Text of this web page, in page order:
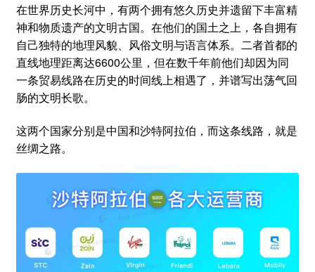
在世界历史长河中，有两个拥有悠久历史并遗留下丰富精
神和物质遗产的文明古国。在他们的国土之上，各自拥有
自己独特的地理风貌、风俗文明与语言体系。二者首都的
直线地理距离达6600公里，但在数千年前他们却因为同
一条贸易线路在历史的时间线上相遇了，并谱写出荡气回
肠的文明长歌。
这两个国家分别是中国和沙特阿拉伯，而这条线路，就是
丝绸之路。